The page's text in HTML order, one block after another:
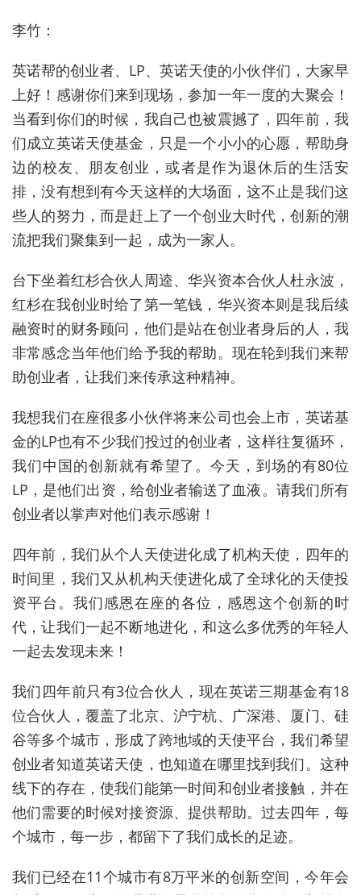
李竹：
英诺帮的创业者、LP、英诺天使的小伙伴们，大家早
上好！感谢你们来到现场，参加一年一度的大聚会！
当看到你们的时候，我自己也被震撼了，四年前，我
们成立英诺天使基金，只是一个小小的心愿，帮助身
边的校友、朋友创业，或者是作为退休后的生活安
排，没有想到有今天这样的大场面，这不止是我们这
些人的努力，而是赶上了一个创业大时代，创新的潮
流把我们聚集到一起，成为一家人。
台下坐着红杉合伙人周逵、华兴资本合伙人杜永波，
红杉在我创业时给了第一笔钱，华兴资本则是我后续
融资时的财务顾问，他们是站在创业者身后的人，我
非常感念当年他们给予我的帮助。现在轮到我们来帮
助创业者，让我们来传承这种精神。
我想我们在座很多小伙伴将来公司也会上市，英诺基
金的LP也有不少我们投过的创业者，这样往复循环，
我们中国的创新就有希望了。今天，到场的有80位
LP，是他们出资，给创业者输送了血液。请我们所有
创业者以掌声对他们表示感谢！
四年前，我们从个人天使进化成了机构天使，四年的
时间里，我们又从机构天使进化成了全球化的天使投
资平台。我们感恩在座的各位，感恩这个创新的时
代，让我们一起不断地进化，和这么多优秀的年轻人
一起去发现未来！
我们四年前只有3位合伙人，现在英诺三期基金有18
位合伙人，覆盖了北京、沪宁杭、广深港、厦门、硅
谷等多个城市，形成了跨地域的天使平台，我们希望
创业者知道英诺天使，也知道在哪里找到我们。这种
线下的存在，使我们能第一时间和创业者接触，并在
他们需要的时候对接资源、提供帮助。过去四年，每
个城市，每一步，都留下了我们成长的足迹。
我们已经在11个城市有8万平米的创新空间，今年会